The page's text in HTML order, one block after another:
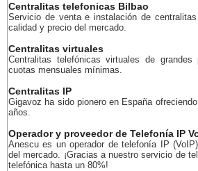
Centralitas telefonicas Bilbao
Servicio de venta e instalación de
calidad y precio del mercado.
Centralitas virtuales
Centralitas telefónicas virtuales de
cuotas mensuales mínimas.
Centralitas IP
Gigavoz ha sido pionero en España
años.
Operador y proveedor de Telefonía IP
Anescu es un operador de telefonía IP
del mercado. ¡Gracias a nuestro servicio de
telefónica hasta un 80%!